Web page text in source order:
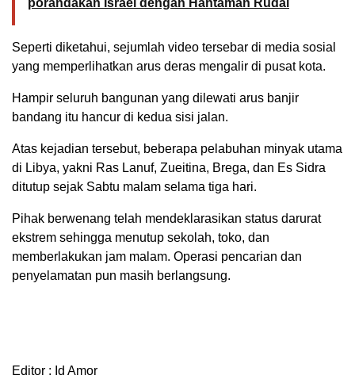
porandakan Israel dengan Hantaman Rudal
Seperti diketahui, sejumlah video tersebar di media sosial
yang memperlihatkan arus deras mengalir di pusat kota.
Hampir seluruh bangunan yang dilewati arus banjir
bandang itu hancur di kedua sisi jalan.
Atas kejadian tersebut, beberapa pelabuhan minyak utama
di Libya, yakni Ras Lanuf, Zueitina, Brega, dan Es Sidra
ditutup sejak Sabtu malam selama tiga hari.
Pihak berwenang telah mendeklarasikan status darurat
ekstrem sehingga menutup sekolah, toko, dan
memberlakukan jam malam. Operasi pencarian dan
penyelamatan pun masih berlangsung.
Editor : Id Amor